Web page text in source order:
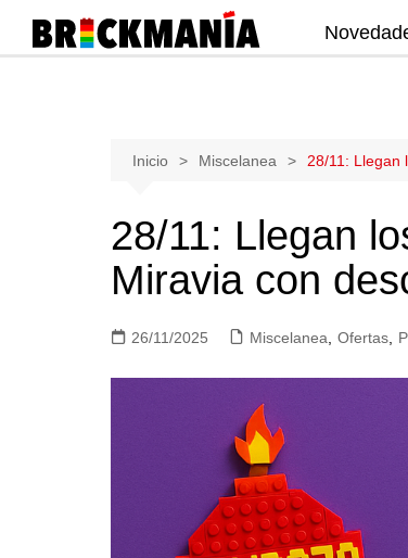
Creator.
Inicio Miscelanea 28/11: Llegan
28/11: Llegan
Miravia con
26/11/2025 Miscelanea Ofertas